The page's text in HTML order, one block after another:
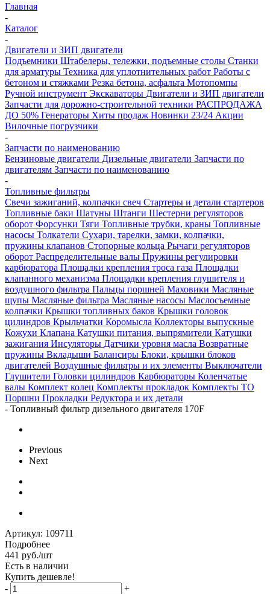
Главная
-
Каталог
-
Двигатели и ЗИП двигатели
Подъемники Штабелеры, тележки, подъемные столы Станки
для арматуры Техника для уплотнительных работ Работы с
бетоном и стяжками Резка бетона, асфальта Мотопомпы
Ручной инструмент Экскаваторы Двигатели и ЗИП двигатели
Запчасти для дорожно-строительной техники РАСПРОДАЖА
ДО 50% Генераторы Хиты продаж Новинки 23/24 Акции
Вилочные погрузчики
-
Запчасти по наименованию
Бензиновые двигатели Дизельные двигатели Запчасти по
двигателям Запчасти по наименованию
-
Топливные фильтры
Свечи зажиганий, колпачки свеч Стартеры и детали стартеров
Топливные баки Шатуны Штанги Шестерни регуляторов
оборот Форсунки Тяги Топливные трубки, краны Топливные
насосы Толкатели Сухари, тарелки, замки, колпачки,
пружины клапанов Стопорные кольца Рычаги регуляторов
оборот Распределительные валы Пружины регулировки
карбюратора Площадки крепления троса газа Площадки
клапанного механизма Площадки крепления глушителя и
воздушного фильтра Пальцы поршней Маховики Масляные
щупы Масляные фильтра Масляные насосы Маслосъемные
колпачки Крышки топливных баков Крышки головок
цилиндров Крыльчатки Коромысла Коллекторы выпускные
Кожухи Клапана Катушки питания, выпрямители Катушки
зажигания Инсуляторы Датчики уровня масла Возвратные
пружины Вкладыши Балансиры Блоки, крышки блоков
двигателей Воздушные фильтры и их элементы Выключатели
Глушители Головки цилиндров Карбюраторы Коленчатые
валы Комплект колец Комплекты прокладок Комплекты ТО
Поршни Прокладки Редуктора и их детали
- Топливный фильтр дизельного двигателя 170F
Previous
Next
Артикул: 109711
Подробнее
441 руб./шт
Есть в наличии
Купить дешевле!
-
+